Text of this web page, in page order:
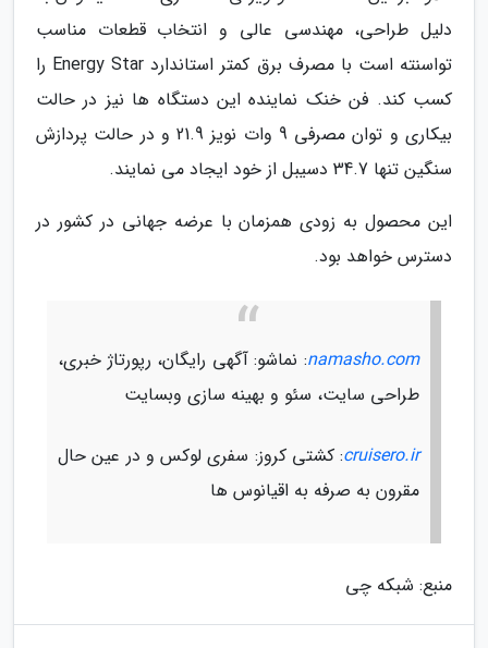
دلیل طراحی، مهندسی عالی و انتخاب قطعات مناسب
تواسنته است با مصرف برق کمتر استاندارد Energy Star را
کسب کند. فن خنک نماینده این دستگاه ها نیز در حالت
بیکاری و توان مصرفی 9 وات نویز 21.9 و در حالت پردازش
سنگین تنها 34.7 دسیبل از خود ایجاد می نمایند.
این محصول به زودی همزمان با عرضه جهانی در کشور در
دسترس خواهد بود.
namasho.com: نماشو: آگهی رایگان، رپورتاژ خبری،
طراحی سایت، سئو و بهینه سازی وبسایت
cruisero.ir: کشتی کروز: سفری لوکس و در عین حال
مقرون به صرفه به اقیانوس ها
منبع: شبکه چی